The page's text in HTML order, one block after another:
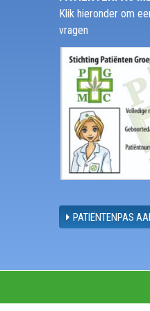
Klik hieronder om
vragen
PATIËNTENPAS